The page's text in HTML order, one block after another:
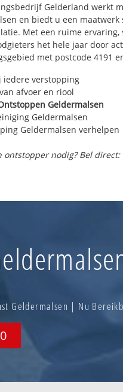
Gelderland werkt
en biedt u een maatwerk
Met een ruime
het hele jaar door
met postcode 4191
iedere verstopping
afvoer en riool
Geldermalsen
Geldermalsen
Geldermalsen verhelpen
ontstopper nodig? Bel direct:
Geldermalsen | Nu